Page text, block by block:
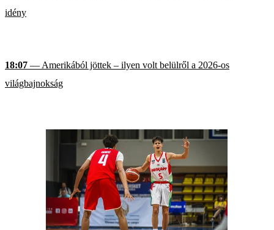
idény
18:07 — Amerikából jöttek – ilyen volt belülről a 2026-os
világbajnokság